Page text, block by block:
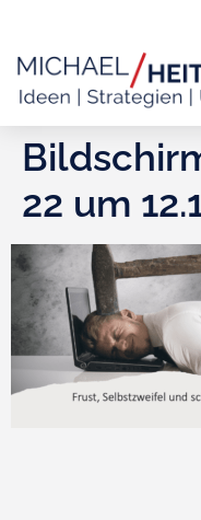
22 um